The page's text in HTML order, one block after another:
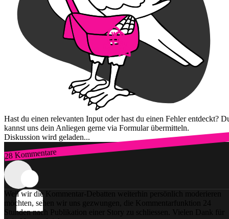
Hast du einen relevanten Input oder hast du einen Fehler entdeckt?
kannst uns dein Anliegen gerne via Formular übermitteln.
Diskussion wird geladen...
28 Kommentare
Zum Login
Weil wir die Kommentar-Debatten weiterhin persönlich moderieren
möchten, sehen wir uns gezwungen, die Kommentarfunktion 24
Stunden nach Publikation einer Story zu schliessen. Vielen Dank für